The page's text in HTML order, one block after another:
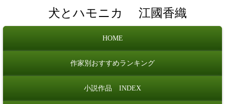
犬とハモニカ 江國香織
HOME
作家別おすすめランキング
小説作品 INDEX